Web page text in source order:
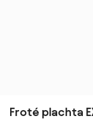
Froté plachta